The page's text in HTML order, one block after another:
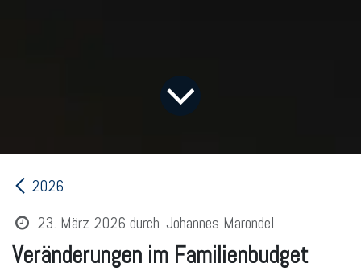
2026
23. März 2026 durch Johannes Marondel
Veränderungen im Familienbudget